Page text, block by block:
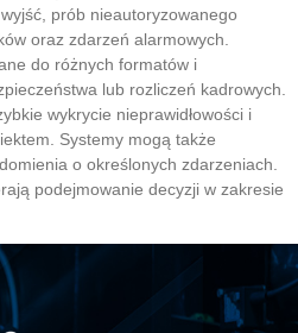
prób nieautoryzowanego
oraz zdarzeń alarmowych.
do różnych formatów i
lub rozliczeń kadrowych.
wykrycie nieprawidłowości i
Systemy mogą także
o określonych zdarzeniach.
podejmowanie decyzji w zakresie